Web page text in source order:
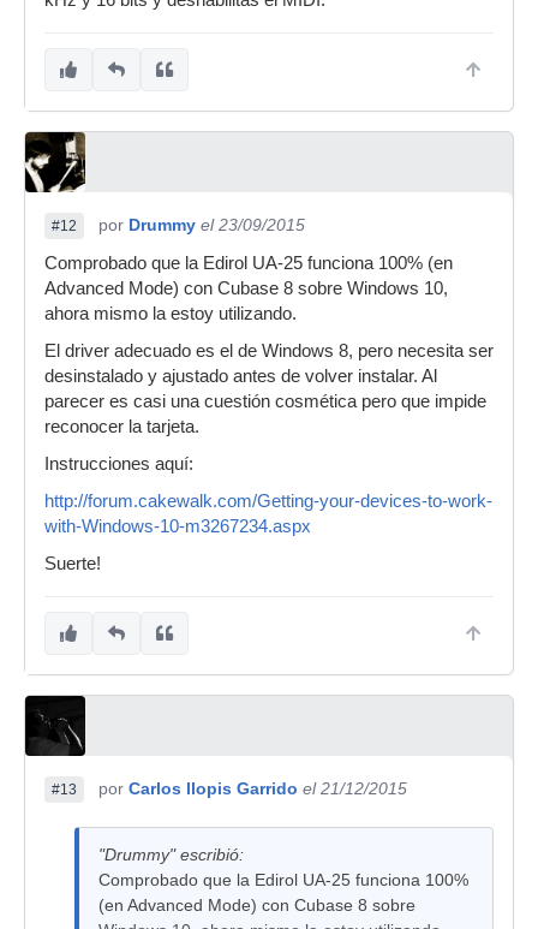
#12 por Drummy el 23/09/2015
Comprobado que la Edirol UA-25 funciona 100% (en
Advanced Mode) con Cubase 8 sobre Windows 10,
ahora mismo la estoy utilizando.
El driver adecuado es el de Windows 8, pero necesita ser
desinstalado y ajustado antes de volver instalar. Al
parecer es casi una cuestión cosmética pero que impide
reconocer la tarjeta.
Instrucciones aquí:
http://forum.cakewalk.com/Getting-your-devices-to-work-
with-Windows-10-m3267234.aspx
Suerte!
#13 por Carlos llopis Garrido el 21/12/2015
"Drummy" escribió:
Comprobado que la Edirol UA-25 funciona 100%
(en Advanced Mode) con Cubase 8 sobre